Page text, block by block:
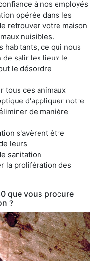
à nos employés
opérée dans les
retrouver votre maison
nuisibles.
habitants, ce qui nous
de salir les lieux le
le désordre
tous ces animaux
d'appliquer notre
de manière
s'avèrent être
leurs
sanitation
la prolifération des
que vous procure
?